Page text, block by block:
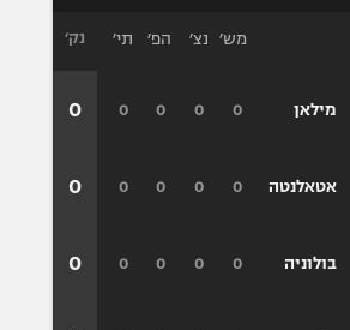
מילאן
אטאלנטה
בולוניה
מש׳ נצ׳ הפ׳ תי׳
0
0
0
0
0
0
0
0
0
0
0
0
נק׳
0
0
0